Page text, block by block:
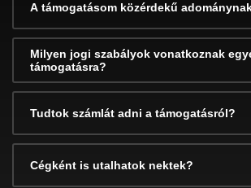
A támogatásom közérdekű
Milyen jogi szabályok vonatkoznak
támogatásra?
Tudtok számlát adni a támogatásról?
Cégként is utalhatok nektek?